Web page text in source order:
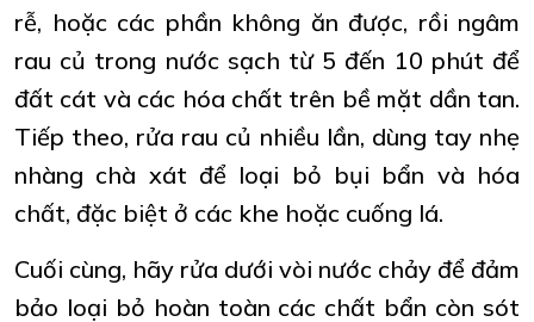
rễ, hoặc các phần không ăn được, rồi ngâm
rau củ trong nước sạch từ 5 đến 10 phút để
đất cát và các hóa chất trên bề mặt dần tan.
Tiếp theo, rửa rau củ nhiều lần, dùng tay nhẹ
nhàng chà xát để loại bỏ bụi bẩn và hóa
chất, đặc biệt ở các khe hoặc cuống lá.
Cuối cùng, hãy rửa dưới vòi nước chảy để đảm
bảo loại bỏ hoàn toàn các chất bẩn còn sót